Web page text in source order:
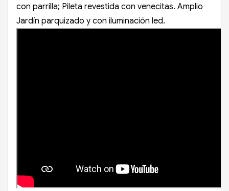
con parrilla; Pileta revestida con venecitas. Amplio
Jardín parquizado y con iluminación led.